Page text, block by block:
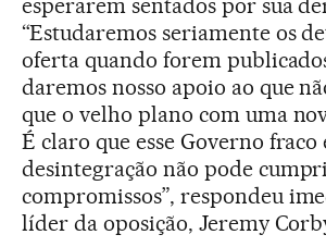
esperarem sentados por sua
“Estudaremos seriamente os
oferta quando forem
daremos nosso apoio ao que
que o velho plano com uma
É claro que esse Governo fraco
desintegração não pode
compromissos”, respondeu
líder da oposição, Jeremy